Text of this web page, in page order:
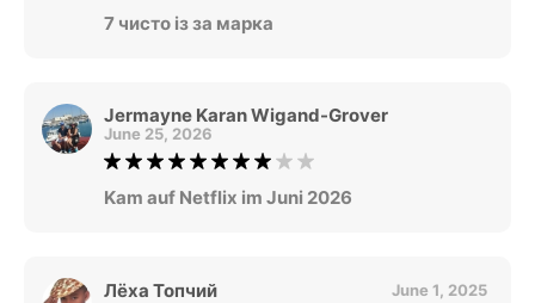
7 чисто із за марка
Jermayne Karan Wigand-Grover
June 25, 2026
Kam auf Netflix im Juni 2026
Лёха Топчий June 1, 2025